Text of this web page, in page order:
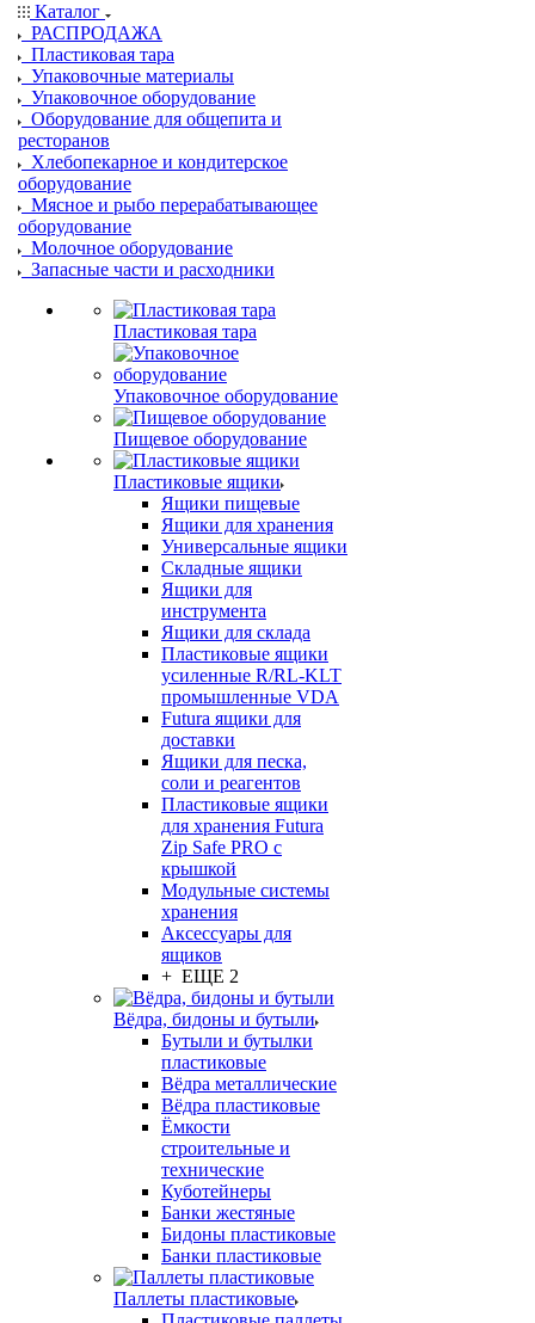
Каталог
РАСПРОДАЖА
Пластиковая тара
Упаковочные материалы
Упаковочное оборудование
Оборудование для общепита и
ресторанов
Хлебопекарное и кондитерское
оборудование
Мясное и рыбо перерабатывающее
оборудование
Молочное оборудование
Запасные части и расходники
Пластиковая тара
Упаковочное оборудование
Пищевое оборудование
Пластиковые ящики
Ящики пищевые
Ящики для хранения
Универсальные ящики
Складные ящики
Ящики для
инструмента
Ящики для склада
Пластиковые ящики
усиленные R/RL-KLT
промышленные VDA
Futura ящики для
доставки
Ящики для песка,
соли и реагентов
Пластиковые ящики
для хранения Futura
Zip Safe PRO с
крышкой
Модульные системы
хранения
Аксессуары для
ящиков
+ ЕЩЕ 2
Вёдра, бидоны и бутыли
Бутыли и бутылки
пластиковые
Вёдра металлические
Вёдра пластиковые
Ёмкости
строительные и
технические
Куботейнеры
Банки жестяные
Бидоны пластиковые
Банки пластиковые
Паллеты пластиковые